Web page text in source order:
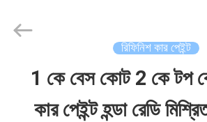
Chemical
রিফিনিশ কার পেইন্ট
1 কে বেস কোট 2 কে টপ
কার পেইন্ট হন্ডা রেডি